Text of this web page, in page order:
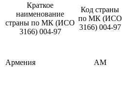
Краткое
наименование
страны по МК (ИСО
3166) 004-97
Код страны
по МК (ИСО
3166) 004-97
Армения AM